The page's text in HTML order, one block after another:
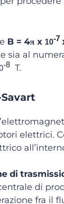
B = 4π x 10-7
sia al
-8 T.
elettrici.
di
di
fra il